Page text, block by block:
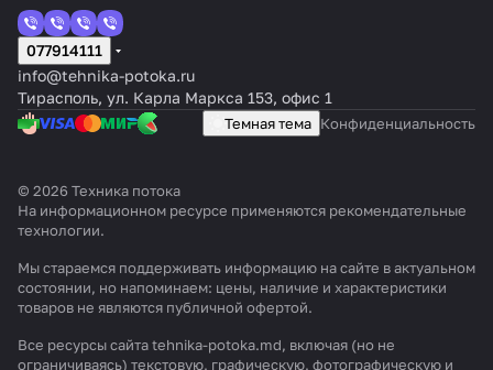
077914111
info@tehnika-potoka.ru
Тирасполь, ул. Карла Маркса 153, офис 1
Темная тема Конфиденциальность
© 2026 Техника потока
На информационном ресурсе применяются рекомендательные
технологии.
Мы стараемся поддерживать информацию на сайте в актуальном
состоянии, но напоминаем: цены, наличие и характеристики
товаров не являются публичной офертой.
Все ресурсы сайта tehnika-potoka.md, включая (но не
ограничиваясь) текстовую, графическую, фотографическую и